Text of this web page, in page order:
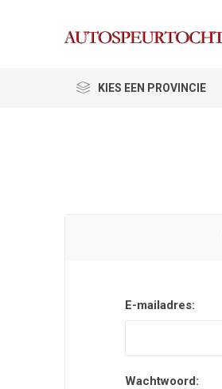
KIES EEN PROVINCIE
E-mailadres:
Wachtwoord: